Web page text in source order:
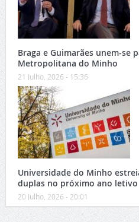
Braga e Guimarães unem-se
Metropolitana do Minho
21 Julho, 2026 - 15:36
Universidade do Minho
duplas no próximo ano letivo
20 Julho, 2026 - 20:01